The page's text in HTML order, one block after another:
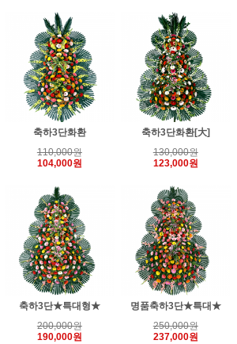
축하3단화환
110,000원
104,000원
축하3단화환[大]
130,000원
123,000원
축하3단★특대형★
200,000원
190,000원
명품축하3단★특대★
250,000원
237,000원